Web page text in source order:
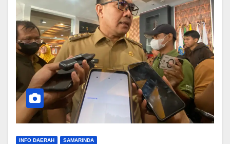
INFO DAERAH SAMARINDA